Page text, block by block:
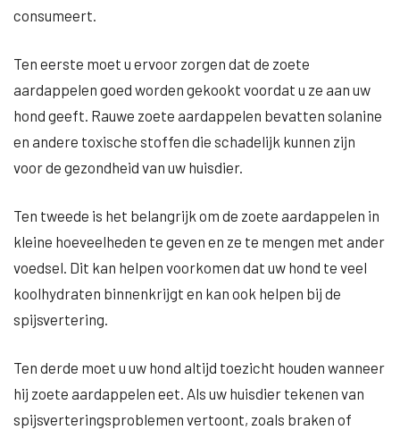
consumeert.
Ten eerste moet u ervoor zorgen dat de zoete
aardappelen goed worden gekookt voordat u ze aan uw
hond geeft. Rauwe zoete aardappelen bevatten solanine
en andere toxische stoffen die schadelijk kunnen zijn
voor de gezondheid van uw huisdier.
Ten tweede is het belangrijk om de zoete aardappelen in
kleine hoeveelheden te geven en ze te mengen met ander
voedsel. Dit kan helpen voorkomen dat uw hond te veel
koolhydraten binnenkrijgt en kan ook helpen bij de
spijsvertering.
Ten derde moet u uw hond altijd toezicht houden wanneer
hij zoete aardappelen eet. Als uw huisdier tekenen van
spijsverteringsproblemen vertoont, zoals braken of